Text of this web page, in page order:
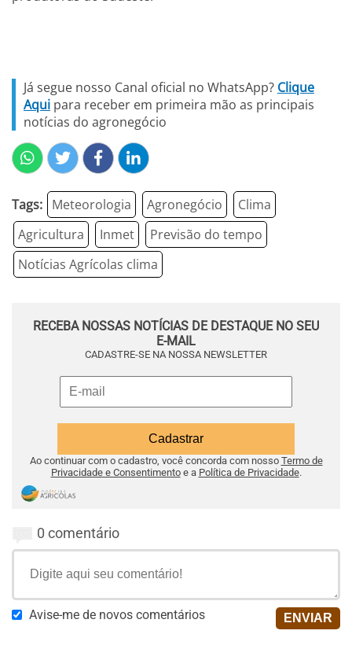
Já segue nosso Canal oficial no WhatsApp? Clique
Aqui para receber em primeira mão as principais
notícias do agronegócio
Tags: Meteorologia Agronegócio
Clima
Agricultura
Inmet
Previsão do tempo
Notícias Agrícolas clima
RECEBA NOSSAS NOTÍCIAS DE DESTAQUE NO SEU
E-MAIL
CADASTRE-SE NA NOSSA NEWSLETTER
Ao continuar com o cadastro, você concorda com nosso Termo de
Privacidade e Consentimentoe a Política de Privacidade.
0 comentário
Avise-me de novos comentários